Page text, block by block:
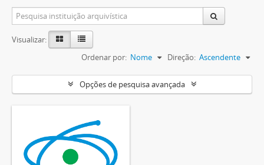
Visualizar:
Ordenar por: Nome Direção: Ascendente
Opções de pesquisa avançada